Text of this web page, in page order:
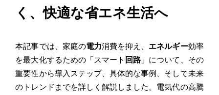
く、快適な省エネ生活へ
本記事では、家庭の電力消費を抑え、 エネルギー効率
を最大化するための「スマート 回路 」について、その
重要性から導入ステップ、具体的な事例、そして未来
のトレンドまでを詳しく解説しました。電気代の高騰